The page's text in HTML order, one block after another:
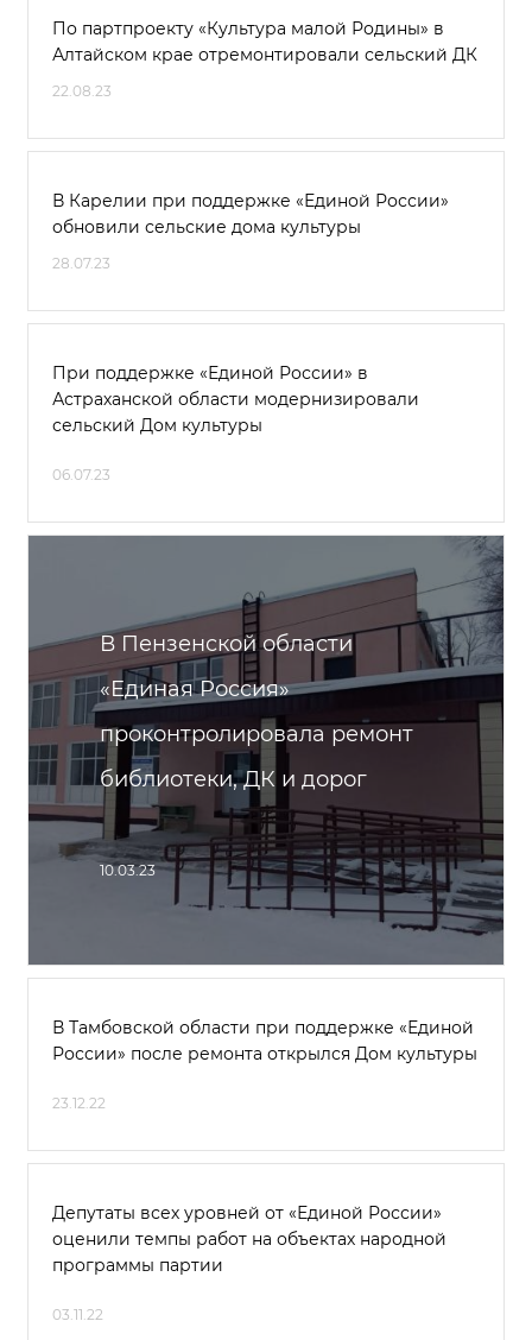
По партпроекту «Культура малой Родины» в
Алтайском крае отремонтировали сельский ДК
22.08.23
В Карелии при поддержке «Единой России»
обновили сельские дома культуры
28.07.23
При поддержке «Единой России» в
Астраханской области модернизировали
сельский Дом культуры
06.07.23
В Пензенской области
«Единая Россия»
проконтролировала ремонт
библиотеки, ДК и дорог
10.03.23
В Тамбовской области при поддержке «Единой
России» после ремонта открылся Дом культуры
23.12.22
Депутаты всех уровней от «Единой России»
оценили темпы работ на объектах народной
программы партии
03.11.22